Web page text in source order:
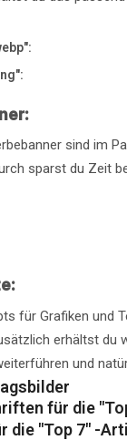
sind im
sparst du Zeit
für Grafiken und
erhältst du
und
für die
die "Top 7" -